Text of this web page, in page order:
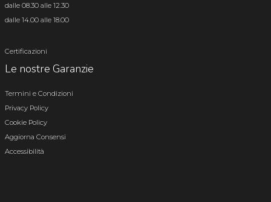
dalle 08.30 alle 12.30
dalle 14.00 alle 18.00
Certificazioni
Le nostre Garanzie
Termini e Condizioni
Privacy Policy
Cookie Policy
Aggiorna Consensi
Accessibilità